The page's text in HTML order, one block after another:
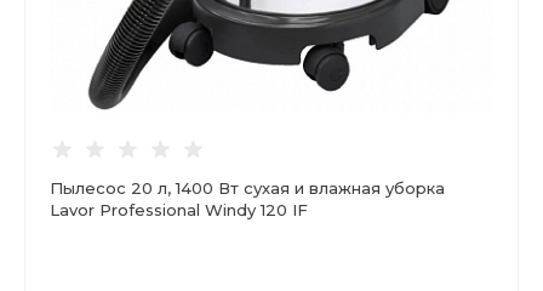
Пылесос 20 л, 1400 Вт сухая и влажная уборка
Lavor Professional Windy 120 IF